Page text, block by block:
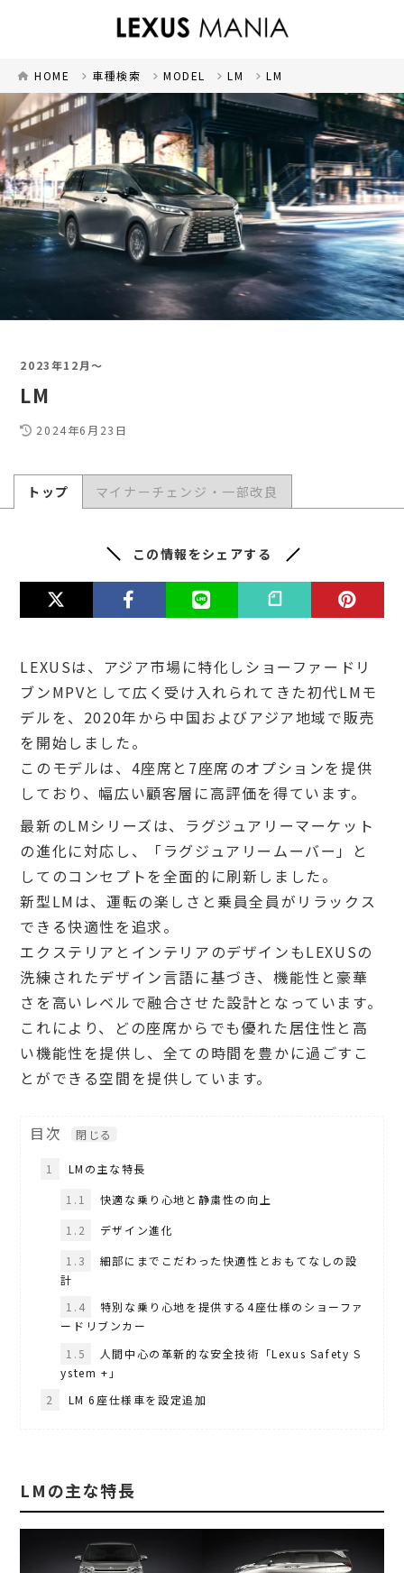
HOME 車種検索 MODEL LM LM
2023年12月～
LM
2024年6月23日
トップ マイナーチェンジ・一部改良
この情報をシェアする
LEXUSは、アジア市場に特化しショーファードリ
ブンMPVとして広く受け入れられてきた初代LMモ
デルを、2020年から中国およびアジア地域で販売
を開始しました。
このモデルは、4座席と7座席のオプションを提供
しており、幅広い顧客層に高評価を得ています。
最新のLMシリーズは、ラグジュアリーマーケット
の進化に対応し、「ラグジュアリームーバー」と
してのコンセプトを全面的に刷新しました。
新型LMは、運転の楽しさと乗員全員がリラックス
できる快適性を追求。
エクステリアとインテリアのデザインもLEXUSの
洗練されたデザイン言語に基づき、機能性と豪華
さを高いレベルで融合させた設計となっています。
これにより、どの座席からでも優れた居住性と高
い機能性を提供し、全ての時間を豊かに過ごすこ
とができる空間を提供しています。
目次
1
LMの主な特長
1.1
快適な乗り心地と静粛性の向上
1.2
デザイン進化
1.3
細部にまでこだわった快適性とおもてなしの設
計
1.4
特別な乗り心地を提供する4座仕様のショーファ
ードリブンカー
1.5
人間中心の革新的な安全技術「Lexus Safety S
ystem +」
2
LM 6座仕様車を設定追加
LMの主な特長